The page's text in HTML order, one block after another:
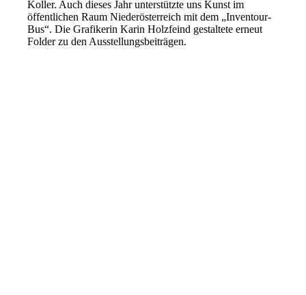
Koller. Auch dieses Jahr unterstützte uns Kunst im
öffentlichen Raum Niederösterreich mit dem „Inventour-
Bus“. Die Grafikerin Karin Holzfeind gestaltete erneut
Folder zu den Ausstellungsbeiträgen.